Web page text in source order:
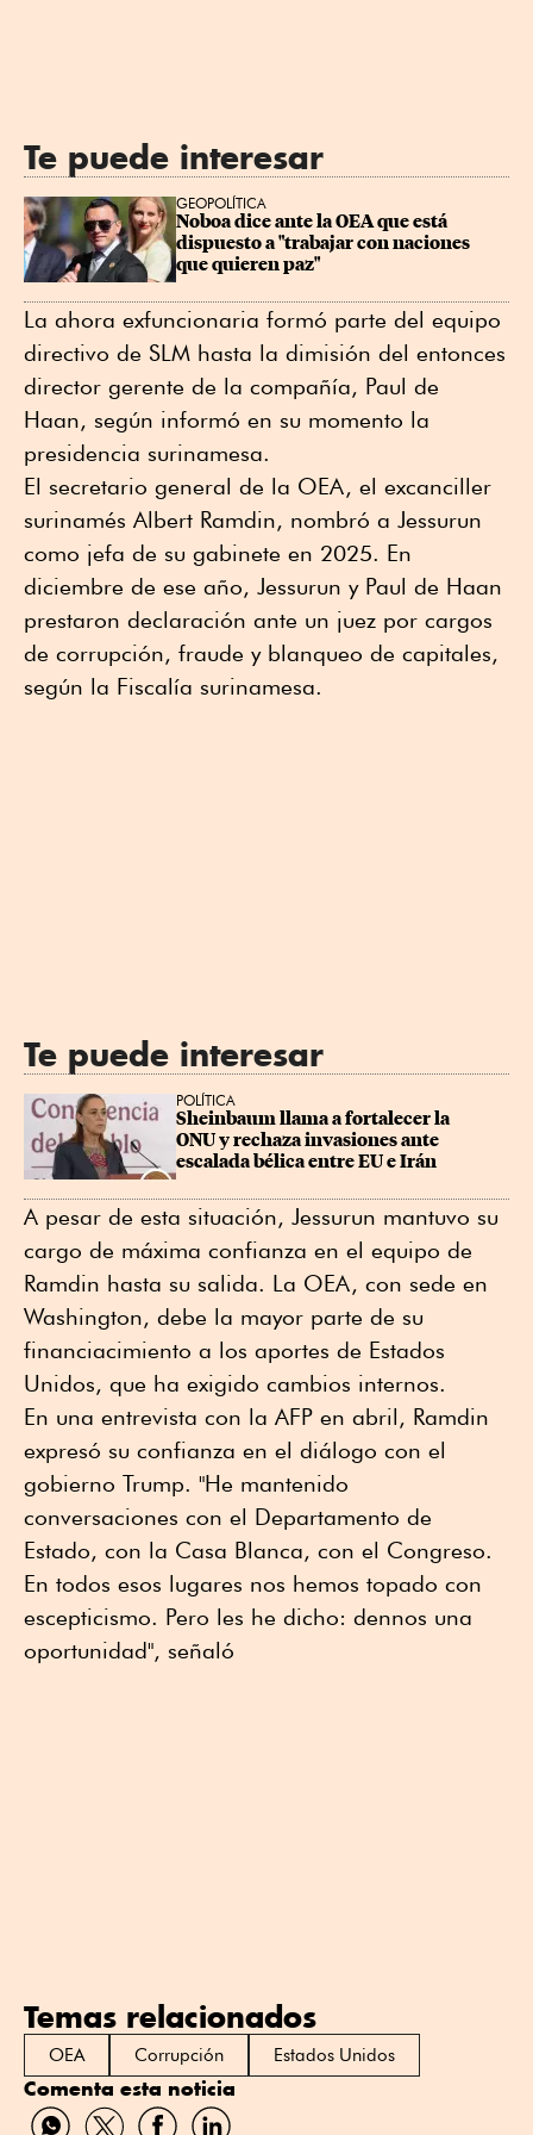
Te puede interesar
GEOPOLÍTICA
Noboa dice ante la OEA que está
dispuesto a "trabajar con naciones
que quieren paz"
La ahora exfuncionaria formó parte del equipo
directivo de SLM hasta la dimisión del entonces
director gerente de la compañía, Paul de
Haan, según informó en su momento la
presidencia surinamesa.
El secretario general de la OEA, el excanciller
surinamés Albert Ramdin, nombró a Jessurun
como jefa de su gabinete en 2025. En
diciembre de ese año, Jessurun y Paul de Haan
prestaron declaración ante un juez por cargos
de corrupción, fraude y blanqueo de capitales,
según la Fiscalía surinamesa.
Te puede interesar
POLÍTICA
Sheinbaum llama a fortalecer la
ONU y rechaza invasiones ante
escalada bélica entre EU e Irán
A pesar de esta situación, Jessurun mantuvo su
cargo de máxima confianza en el equipo de
Ramdin hasta su salida. La OEA, con sede en
Washington, debe la mayor parte de su
financiacimiento a los aportes de Estados
Unidos, que ha exigido cambios internos.
En una entrevista con la AFP en abril, Ramdin
expresó su confianza en el diálogo con el
gobierno Trump. "He mantenido
conversaciones con el Departamento de
Estado, con la Casa Blanca, con el Congreso.
En todos esos lugares nos hemos topado con
escepticismo. Pero les he dicho: dennos una
oportunidad", señaló
Temas relacionados
OEA Corrupción Estados Unidos
Comenta esta noticia